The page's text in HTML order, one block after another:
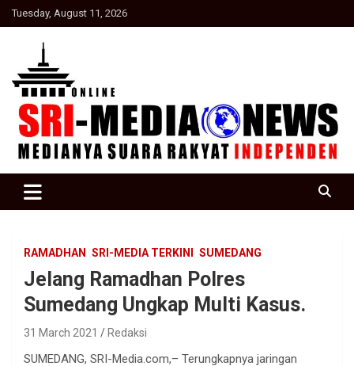
Skip
to
Tuesday, August 11, 2026
SRI Media news
RAMADHAN SRI-MEDIA TERKINI SUMEDANG
Jelang Ramadhan Polres
Sumedang Ungkap Multi Kasus.
31 March 2021 Redaksi
SUMEDANG, SRI-Media.com,– Terungkapnya jaringan